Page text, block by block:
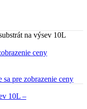
na výsev 10L
ceny
sa pre zobrazenie ceny